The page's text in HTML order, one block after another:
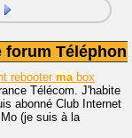
forum
rebootermabox
Télécom. J'habite
abonné Club Internet
(je suis à la